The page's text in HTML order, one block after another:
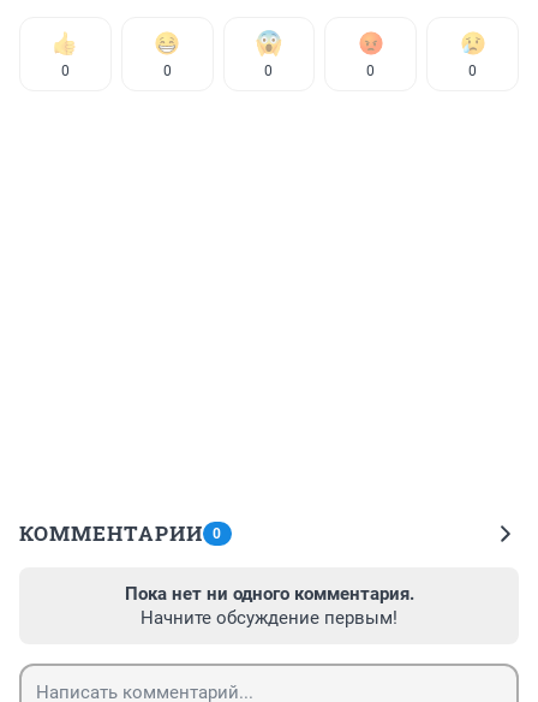
0 0 0 0 0
КОММЕНТАРИИ 0
Пока нет ни одного комментария.
Начните обсуждение первым!